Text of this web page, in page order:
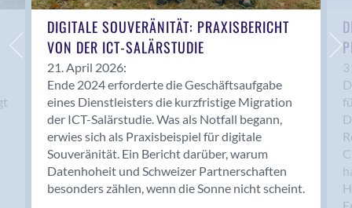
Basel
Bassersdorf
Belp
Bendern
Benken (SG)
Bergdietikon
Berlin
Bern
Bern - Liebefeld
DIGITALE SOUVERÄNITÄT: PRAXISBERICHT
VON DER ICT-SALÄRSTUDIE
21. April 2026:
Ende 2024 erforderte die Geschäftsaufgabe
eines Dienstleisters die kurzfristige Migration
der ICT-Salärstudie. Was als Notfall begann,
erwies sich als Praxisbeispiel für digitale
Souveränität. Ein Bericht darüber, warum
Datenhoheit und Schweizer Partnerschaften
besonders zählen, wenn die Sonne nicht scheint.